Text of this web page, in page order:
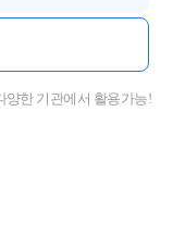
양한 기관에서 활용가능!